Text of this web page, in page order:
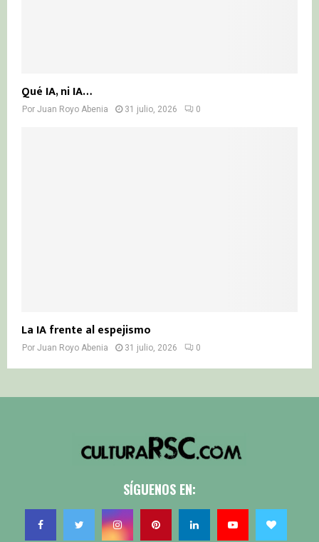
Qué IA, ni IA…
Por Juan Royo Abenia 31 julio, 2026 0
La IA frente al espejismo
Por Juan Royo Abenia 31 julio, 2026 0
SÍGUENOS EN: